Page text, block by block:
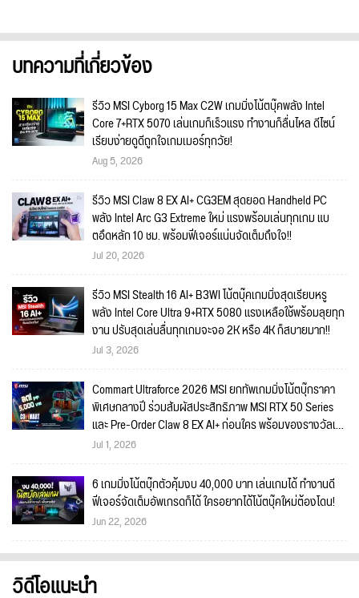
บทความที่เกี่ยวข้อง
รีวิว MSI Cyborg 15 Max C2W เกมมิ่งโน้ตบุ๊คพลัง Intel
Core 7+RTX 5070 เล่นเกมก็เร็วแรง ทำงานก็ลื่นไหล ดีไซน์
เรียบง่ายดูดีถูกใจเกมเมอร์ทุกวัย!
Aug 5, 2026
รีวิว MSI Claw 8 EX AI+ CG3EM สุดยอด Handheld PC
พลัง Intel Arc G3 Extreme ใหม่ แรงพร้อมเล่นทุกเกม แบ
ตอึดหลัก 10 ชม. พร้อมฟีเจอร์แน่นจัดเต็มถึงใจ!!
Jul 20, 2026
รีวิว MSI Stealth 16 AI+ B3WI โน้ตบุ๊คเกมมิ่งสุดเรียบหรู
พลัง Intel Core Ultra 9+RTX 5080 แรงเหลือใช้พร้อมลุยทุก
งาน ปรับสุดเล่นลื่นทุกเกมจะจอ 2K หรือ 4K ก็สบายมาก!!
Jul 3, 2026
Commart Ultraforce 2026 MSI ยกทัพเกมมิ่งโน้ตบุ๊กราคา
พิเศษกลางปี ร่วมสัมผัสประสิทธิภาพ MSI RTX 50 Series
และ Pre-Order Claw 8 EX AI+ ก่อนใคร พร้อมของรางวัลเข้า
ร่วมกิจกรรมในงาน!
Jul 1, 2026
6 เกมมิ่งโน้ตบุ๊กตัวคุ้มงบ 40,000 บาท เล่นเกมได้ ทำงานดี
ฟีเจอร์จัดเต็มอัพเกรดก็ได้ ใครอยากได้โน้ตบุ๊คใหม่ต้องโดน!
Jun 22, 2026
วิดีโอแนะนำ